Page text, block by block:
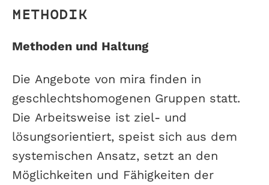
METHODIK
Methoden und Haltung
Die Angebote von mira finden in
geschlechtshomogenen Gruppen statt.
Die Arbeitsweise ist ziel- und
lösungsorientiert, speist sich aus dem
systemischen Ansatz, setzt an den
Möglichkeiten und Fähigkeiten der